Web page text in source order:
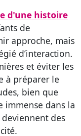
d'une histoire
de
approche, mais
d’interaction.
et éviter les
à préparer le
bien que
immense dans la
des